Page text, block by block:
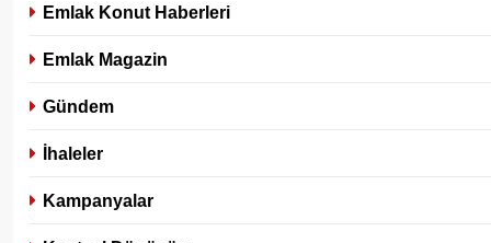
Emlak Konut Haberleri
Emlak Magazin
Gündem
İhaleler
Kampanyalar